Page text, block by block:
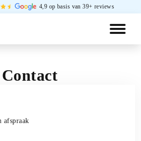
4,9 op basis van 39+ reviews
Contact
afspraak